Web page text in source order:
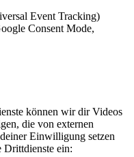
Event Tracking)
Consent Mode,
können wir dir Videos
die von externen
Einwilligung setzen
Drittdienste ein: